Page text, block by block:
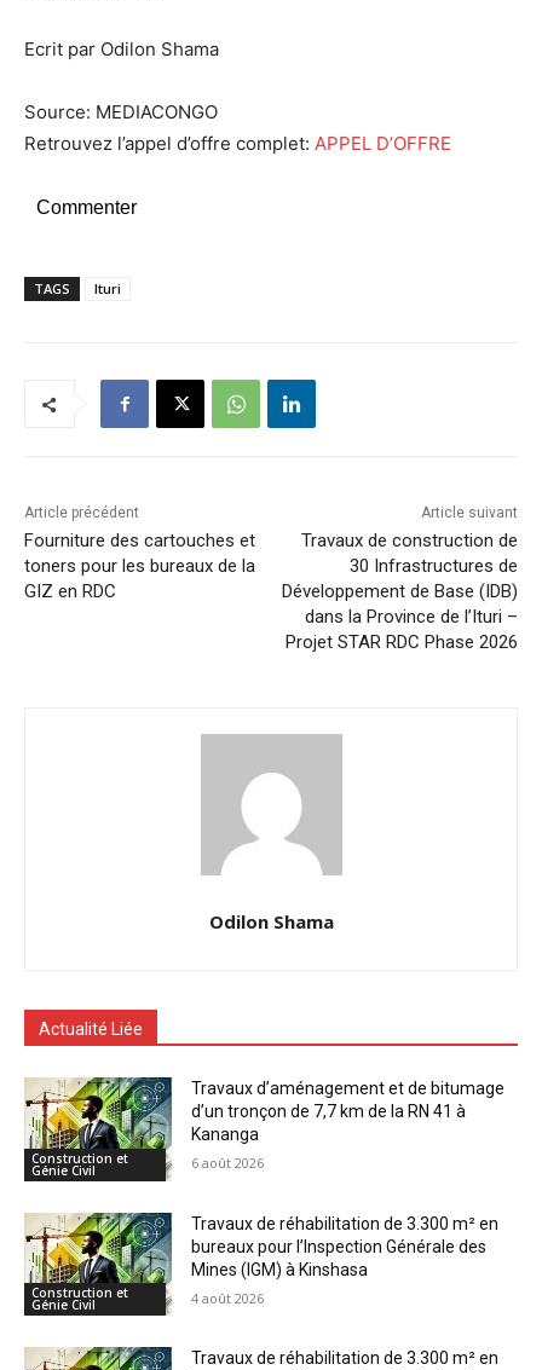
Ecrit par Odilon Shama
Source: MEDIACONGO
Retrouvez l’appel d’offre complet: APPEL D’OFFRE
Commenter
TAGS Ituri
Article précédent
Fourniture des cartouches et
toners pour les bureaux de la
GIZ en RDC
Article suivant
Travaux de construction de
30 Infrastructures de
Développement de Base (IDB)
dans la Province de l’Ituri –
Projet STAR RDC Phase 2026
Odilon Shama
Actualité Liée
Construction et
Génie Civil
Travaux d’aménagement et de bitumage
d’un tronçon de 7,7 km de la RN 41 à
Kananga
6 août 2026
Construction et
Génie Civil
Travaux de réhabilitation de 3.300 m² en
bureaux pour l’Inspection Générale des
Mines (IGM) à Kinshasa
4 août 2026
Travaux de réhabilitation de 3.300 m² en